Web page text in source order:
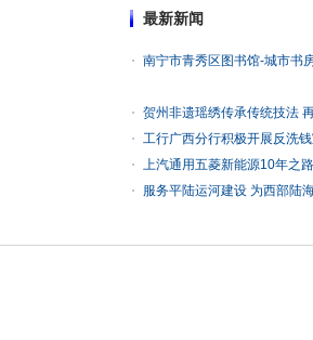
最新新闻
南宁市青秀区图书馆-城市书
贺州非遗瑶绣传承传统技法
工行广西分行积极开展反洗
上汽通用五菱新能源10年之
服务平陆运河建设 为西部陆